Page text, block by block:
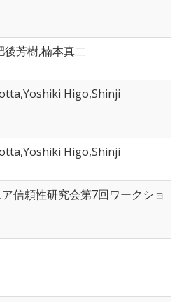
後芳樹,楠本真二
Higo,Shinji
Higo,Shinji
信頼性研究会第7回ワークショ